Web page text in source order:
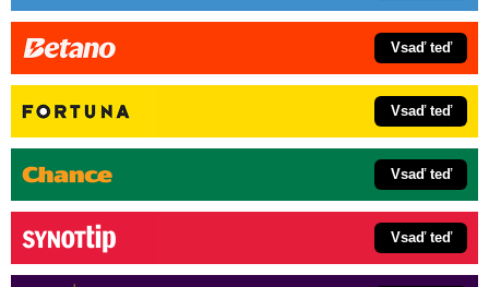
Vsaď teď
Vsaď teď
Vsaď teď
Vsaď teď